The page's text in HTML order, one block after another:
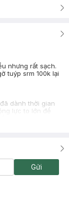
nhưng rất sạch.
tuýp srm 100k lại
dành thời gian
lực to lớn để
lượng dịch vụ.
Gửi